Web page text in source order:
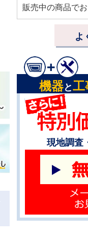
販売中の商品で
よ
機器と工
現地調査